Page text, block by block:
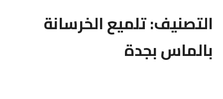
التصنيف:تلميع الخرسانة
بالماس بجدة